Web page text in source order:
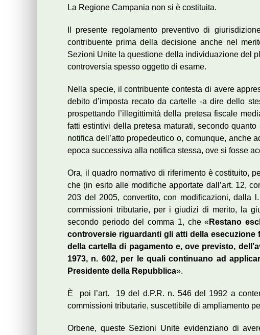
La Regione Campania non si è costituita.
Il presente regolamento preventivo di
contribuente prima della decisione anche nel
Sezioni Unite la questione della individuazione del
controversia spesso oggetto di esame.
Nella specie, il contribuente contesta di avere
debito d’imposta recato da cartelle -a dire dello
prospettando l’illegittimità della pretesa fiscale
fatti estintivi della pretesa maturati, secondo
notifica dell’atto propedeutico o, comunque, anche
epoca successiva alla notifica stessa, ove si fosse
Ora, il quadro normativo di riferimento è costituito,
che (in esito alle modifiche apportate dall’art. 12,
203 del 2005, convertito, con modificazioni, dalla
commissioni tributarie, per i giudizi di merito, la
secondo periodo del comma 1, che «Restano
controversie riguardanti gli atti della
della cartella di pagamento e, ove previsto,
1973, n. 602, per le quali continuano ad
Presidente della Repubblica».
È poi l’art. 19 del d.P.R. n. 546 del 1992 a
commissioni tributarie, suscettibile di ampliamento
Orbene, queste Sezioni Unite evidenziano di